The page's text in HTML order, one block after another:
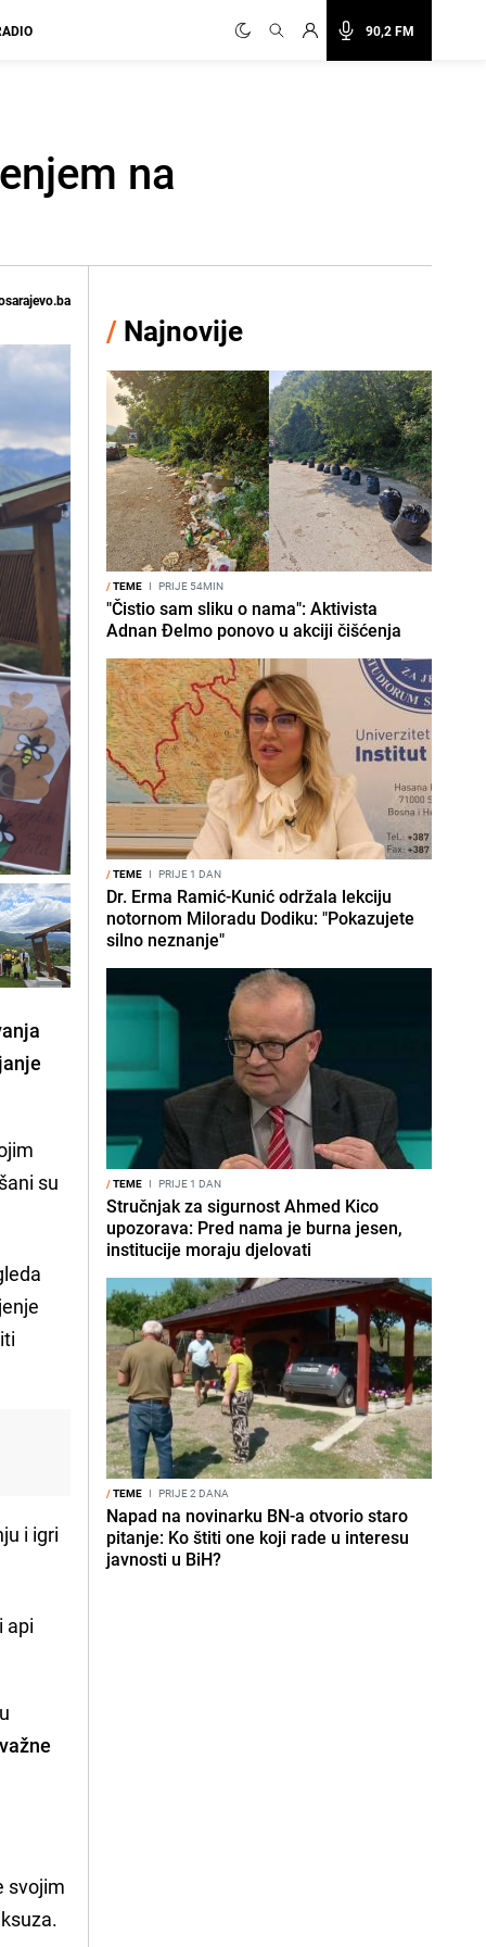
90,2 FM
na
su
i igri
api
svojim
/ Najnovije
/TEME I PRIJE 54MIN
"Čistio sam sliku o nama": Aktivista
Adnan Đelmo ponovo u akciji čišćenja
/TEME I PRIJE 1 DAN
Dr. Erma Ramić-Kunić održala lekciju
notornom Miloradu Dodiku: "Pokazujete
silno neznanje"
/TEME I PRIJE 1 DAN
Stručnjak za sigurnost Ahmed Kico
upozorava: Pred nama je burna jesen,
institucije moraju djelovati
/TEME I PRIJE 2 DANA
Napad na novinarku BN-a otvorio staro
pitanje: Ko štiti one koji rade u interesu
javnosti u BiH?